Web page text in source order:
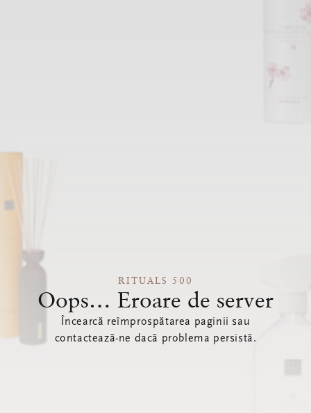
RITUALS 500
Oops… Eroare de server
Încearcă reîmprospătarea paginii sau
contactează-ne dacă problema persistă.